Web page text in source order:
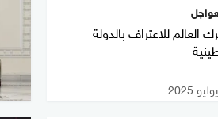
العالم للاعتراف بالدولة